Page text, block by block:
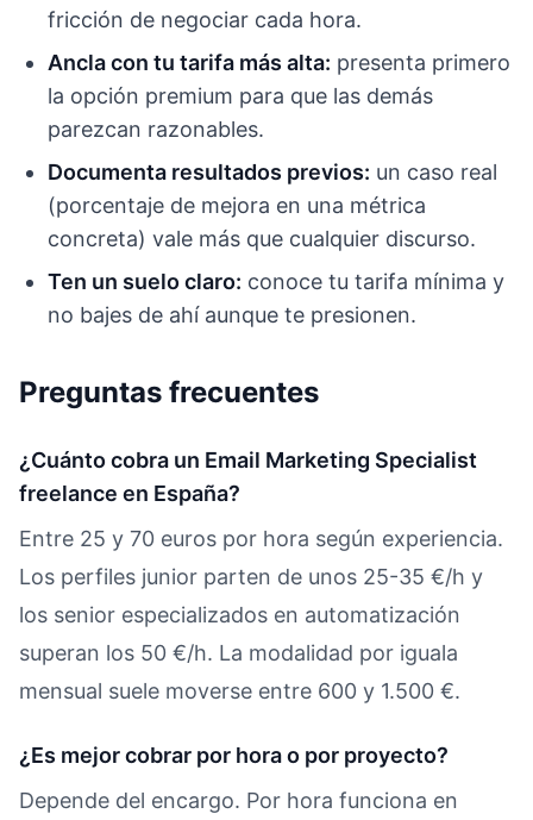
fricción de negociar cada hora.
Ancla con tu tarifa más alta: presenta primero
la opción premium para que las demás
parezcan razonables.
Documenta resultados previos: un caso real
(porcentaje de mejora en una métrica
concreta) vale más que cualquier discurso.
Ten un suelo claro: conoce tu tarifa mínima y
no bajes de ahí aunque te presionen.
Preguntas frecuentes
¿Cuánto cobra un Email Marketing Specialist
freelance en España?
Entre 25 y 70 euros por hora según experiencia.
Los perfiles junior parten de unos 25-35 €/h y
los senior especializados en automatización
superan los 50 €/h. La modalidad por iguala
mensual suele moverse entre 600 y 1.500 €.
¿Es mejor cobrar por hora o por proyecto?
Depende del encargo. Por hora funciona en